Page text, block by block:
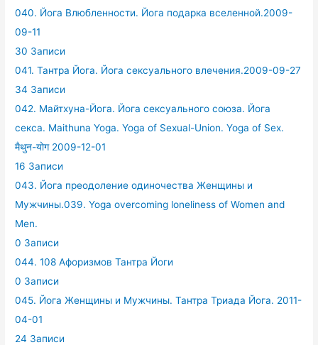
040. Йога Влюбленности. Йога подарка вселенной.2009-
09-11
30 Записи
041. Тантра Йога. Йога сексуального влечения.2009-09-27
34 Записи
042. Майтхуна-Йога. Йога сексуального союза. Йога
секса. Maithuna Yoga. Yoga of Sexual-Union. Yoga of Sex.
मैथुन-योग 2009-12-01
16 Записи
043. Йога преодоление одиночества Женщины и
Мужчины.039. Yoga overcoming loneliness of Women and
Men.
0 Записи
044. 108 Афоризмов Тантра Йоги
0 Записи
045. Йога Женщины и Мужчины. Тантра Триада Йога. 2011-
04-01
24 Записи